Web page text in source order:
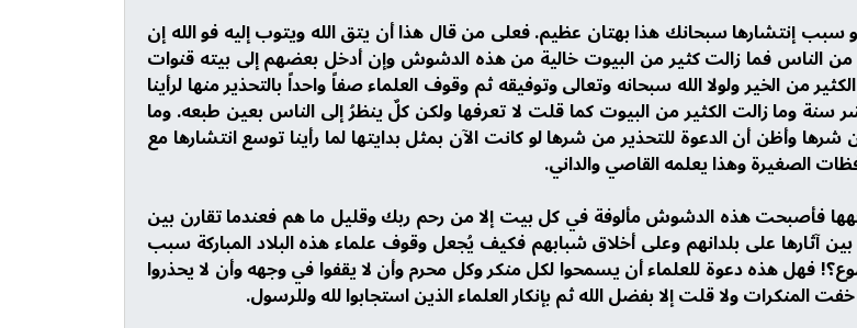
سبب إنتشارها سبحانك هذا بهتان عظيم. فعلى من قال هذا أن يتق الله ويتوب إليه فو الله إن
الناس فما زالت كثير من البيوت خالية من هذه الدشوش وإن أدخل بعضهم إلى بيته قنوات
الخير ولولا الله سبحانه وتعالى وتوفيقه ثم وقوف العلماء صفاً واحداً بالتحذير منها لرأينا
سنة وما زالت الكثير من البيوت كما قلت لا تعرفها ولكن كلٌ ينظرُ إلى الناس بعين طبعه. وما
وأظن أن الدعوة للتحذير من شرها لو كانت الآن بمثل بدايتها لما رأينا توسع انتشارها مع
الصغيرة وهذا يعلمه القاصي والداني.
فأصبحت هذه الدشوش مألوفة في كل بيت إلا من رحم ربك وقليل ما هم فعندما تقارن بين
آثارها على بلدانهم وعلى أخلاق شبابهم فكيف يُجعل وقوف علماء هذه البلاد المباركة سبب
فهل هذه دعوة للعلماء أن يسمحوا لكل منكر وكل محرم وأن لا يقفوا في وجهه وأن لا يحذروا
المنكرات ولا قلت إلا بفضل الله ثم بإنكار العلماء الذين استجابوا لله وللرسول.